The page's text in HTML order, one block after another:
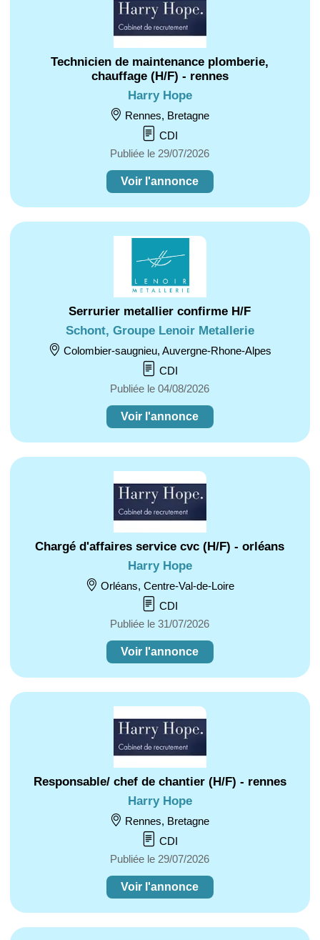
Technicien de maintenance plomberie,
chauffage (H/F) - rennes
Harry Hope
Rennes, Bretagne
CDI
Publiée le 29/07/2026
Voir l'annonce
Serrurier metallier confirme H/F
Schont, Groupe Lenoir Metallerie
Colombier-saugnieu, Auvergne-Rhone-Alpes
CDI
Publiée le 04/08/2026
Voir l'annonce
Chargé d'affaires service cvc (H/F) - orléans
Harry Hope
Orléans, Centre-Val-de-Loire
CDI
Publiée le 31/07/2026
Voir l'annonce
Responsable/ chef de chantier (H/F) - rennes
Harry Hope
Rennes, Bretagne
CDI
Publiée le 29/07/2026
Voir l'annonce